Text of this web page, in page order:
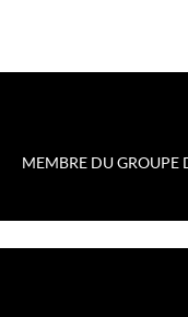
MEMBRE DU GROUPE